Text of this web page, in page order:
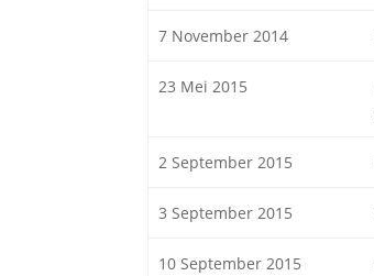
7 November 2014
23 Mei 2015
2 September 2015
3 September 2015
10 September 2015